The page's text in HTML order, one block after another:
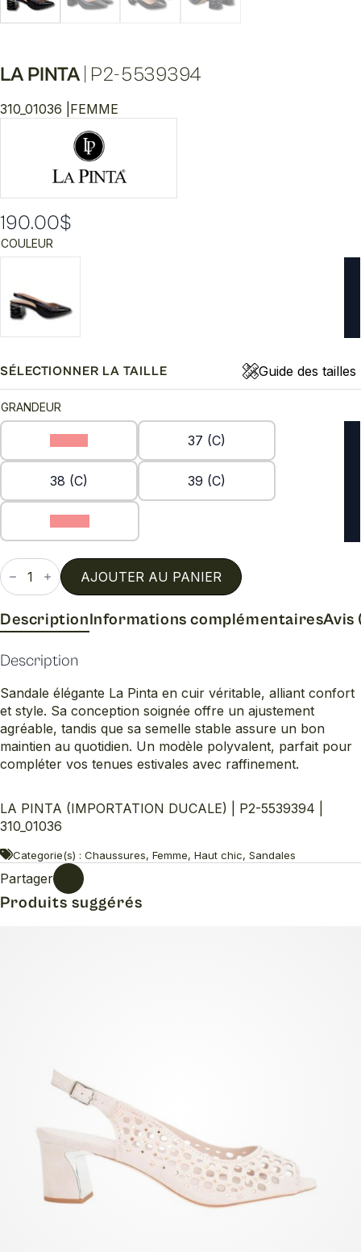
LA PINTA P2-5539394
310_01036 | FEMME
190.00$
COULEUR
SÉLECTIONNER LA TAILLE Guide des tailles
GRANDEUR
37 (C)
38 (C) 39 (C)
quantité
de
P2-
AJOUTER AU PANIER
DescriptionInformations complémentairesAvis
Description
Sandale élégante La Pinta en cuir véritable, alliant confort
et style. Sa conception soignée offre un ajustement
agréable, tandis que sa semelle stable assure un bon
maintien au quotidien. Un modèle polyvalent, parfait pour
compléter vos tenues estivales avec raffinement.
LA PINTA (IMPORTATION DUCALE) | P2-5539394 |
310_01036
Categorie(s) : Chaussures, Femme, Haut chic, Sandales
Partager
Produits suggérés